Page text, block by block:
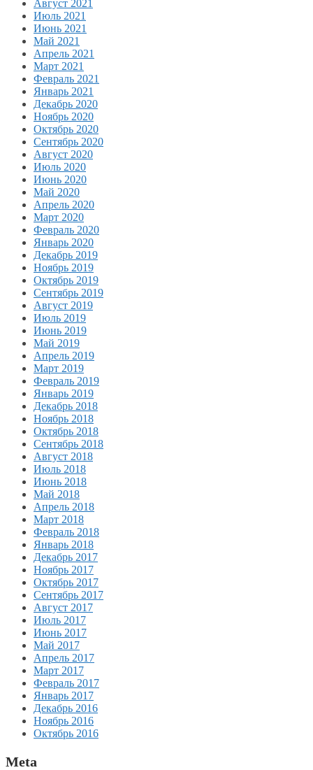
Август 2021
Июль 2021
Июнь 2021
Май 2021
Апрель 2021
Март 2021
Февраль 2021
Январь 2021
Декабрь 2020
Ноябрь 2020
Октябрь 2020
Сентябрь 2020
Август 2020
Июль 2020
Июнь 2020
Май 2020
Апрель 2020
Март 2020
Февраль 2020
Январь 2020
Декабрь 2019
Ноябрь 2019
Октябрь 2019
Сентябрь 2019
Август 2019
Июль 2019
Июнь 2019
Май 2019
Апрель 2019
Март 2019
Февраль 2019
Январь 2019
Декабрь 2018
Ноябрь 2018
Октябрь 2018
Сентябрь 2018
Август 2018
Июль 2018
Июнь 2018
Май 2018
Апрель 2018
Март 2018
Февраль 2018
Январь 2018
Декабрь 2017
Ноябрь 2017
Октябрь 2017
Сентябрь 2017
Август 2017
Июль 2017
Июнь 2017
Май 2017
Апрель 2017
Март 2017
Февраль 2017
Январь 2017
Декабрь 2016
Ноябрь 2016
Октябрь 2016
Meta